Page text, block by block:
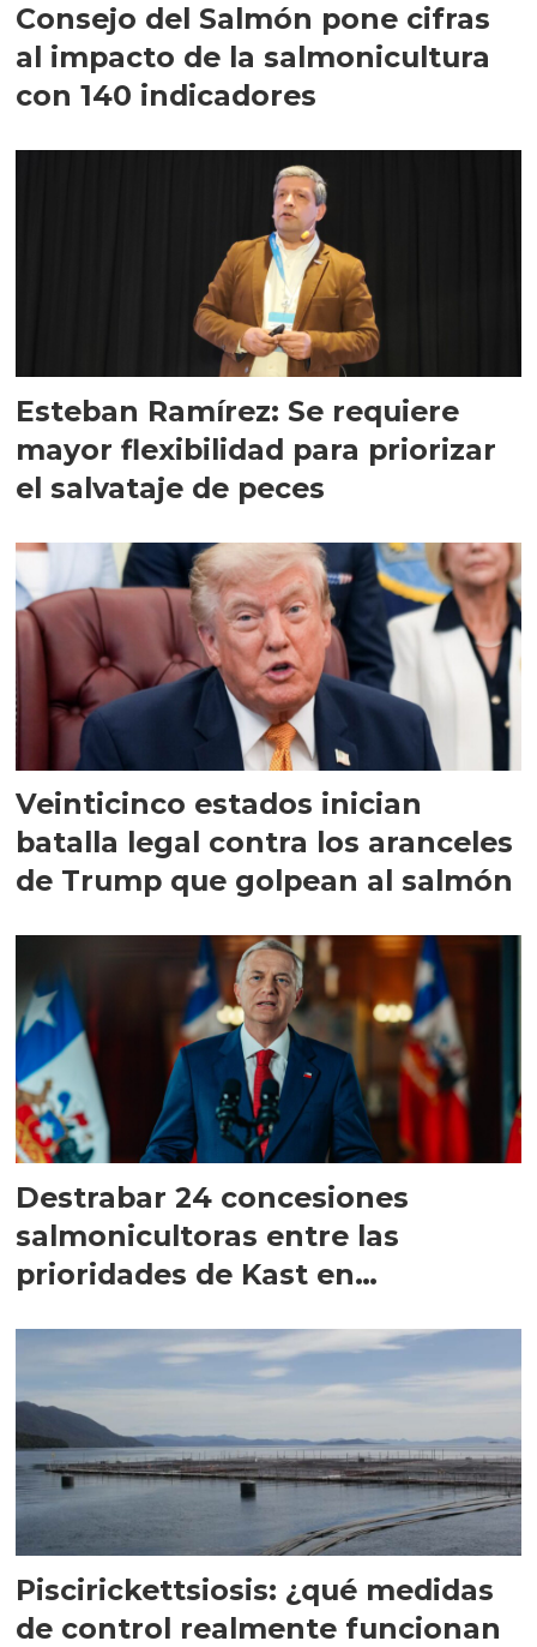
Consejo del Salmón pone cifras
al impacto de la salmonicultura
con 140 indicadores
Esteban Ramírez: Se requiere
mayor flexibilidad para priorizar
el salvataje de peces
Veinticinco estados inician
batalla legal contra los aranceles
de Trump que golpean al salmón
Destrabar 24 concesiones
salmonicultoras entre las
prioridades de Kast en
Piscirickettsiosis: ¿qué medidas
de control realmente funcionan